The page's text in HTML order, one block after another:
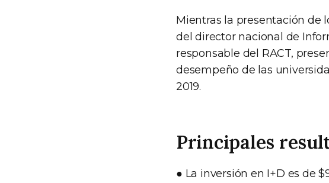
Mientras la presentación de
del director nacional de
responsable del RACT,
desempeño de las
2019.
Principales
● La inversión en I+D es de